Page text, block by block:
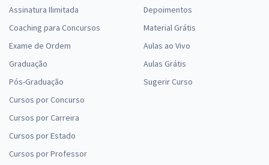
Assinatura Ilimitada
Coaching para Concursos
Exame de Ordem
Graduação
Pós-Graduação
Cursos por Concurso
Cursos por Carreira
Cursos por Estado
Cursos por Professor
Depoimentos
Material Grátis
Aulas ao Vivo
Aulas Grátis
Sugerir Curso